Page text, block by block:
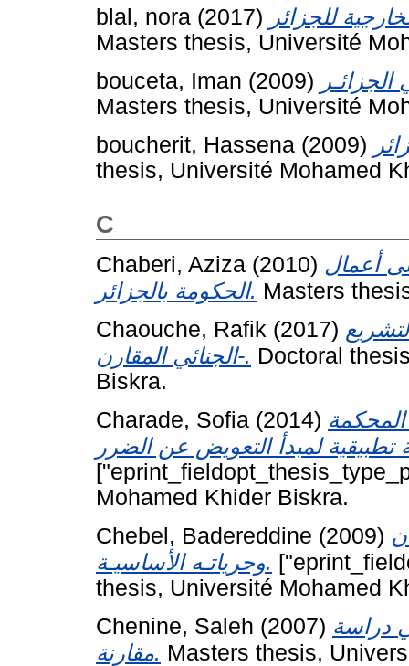
blal, nora (2017)
Masters thesis, Université
bouceta, Iman (2009)
Masters thesis, Université
boucherit, Hassena (2009)
thesis, Université Mohamed
C
Chaberi, Aziza (2010) أعمال
الحكومة بالجزائر. Masters
Chaouche, Rafik (2017)
الجنائي المقارن-. Doctoral
Biskra.
Charade, Sofia (2014)
Mohamed Khider Biskra.
Chebel, Badereddine (2009)
وحرياتـه الأساسيـة.
thesis, Université Mohamed
Chenine, Saleh (2007) دراسة
مقارنة. Masters thesis,